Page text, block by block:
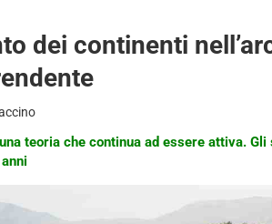
dei continenti
teoria che continua ad essere attiva.